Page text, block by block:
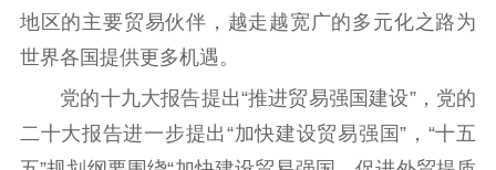
地区的主要贸易伙伴，越走越宽广的多元化之路为
世界各国提供更多机遇。
党的十九大报告提出“推进贸易强国建设”，党的
二十大报告进一步提出“加快建设贸易强国”，“十五